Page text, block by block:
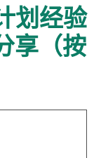
划经验
享（按